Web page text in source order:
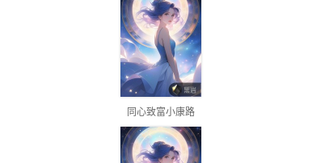
同心致富小康路